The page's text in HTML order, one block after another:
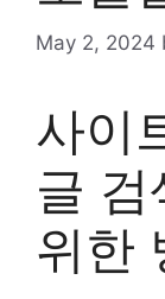
May 2, 2024
사이
글 검
위한